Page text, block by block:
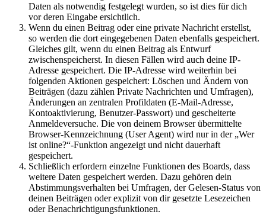
Daten als notwendig festgelegt wurden, so ist dies für dich
vor deren Eingabe ersichtlich.
Wenn du einen Beitrag oder eine private Nachricht erstellst,
so werden die dort eingegebenen Daten ebenfalls gespeichert.
Gleiches gilt, wenn du einen Beitrag als Entwurf
zwischenspeicherst. In diesen Fällen wird auch deine IP-
Adresse gespeichert. Die IP-Adresse wird weiterhin bei
folgenden Aktionen gespeichert: Löschen und Ändern von
Beiträgen (dazu zählen Private Nachrichten und Umfragen),
Änderungen an zentralen Profildaten (E-Mail-Adresse,
Kontoaktivierung, Benutzer-Passwort) und gescheiterte
Anmeldeversuche. Die von deinem Browser übermittelte
Browser-Kennzeichnung (User Agent) wird nur in der „Wer
ist online?“-Funktion angezeigt und nicht dauerhaft
gespeichert.
Schließlich erfordern einzelne Funktionen des Boards, dass
weitere Daten gespeichert werden. Dazu gehören dein
Abstimmungsverhalten bei Umfragen, der Gelesen-Status von
deinen Beiträgen oder explizit von dir gesetzte Lesezeichen
oder Benachrichtigungsfunktionen.